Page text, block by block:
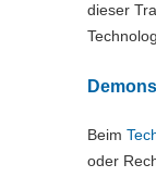
dieser
Beim
oder